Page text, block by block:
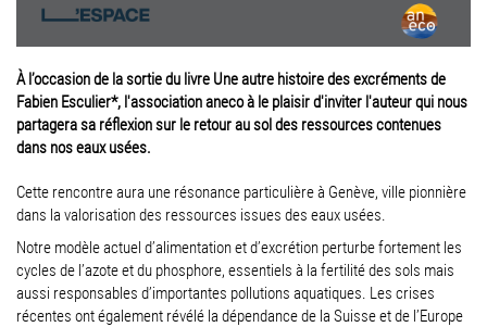
À l’occasion de la sortie du livre Une autre histoire des excréments de
Fabien Esculier*, l'association aneco à le plaisir d'inviter l'auteur qui nous
partagera sa réflexion sur le retour au sol des ressources contenues
dans nos eaux usées.
Cette rencontre aura une résonance particulière à Genève, ville pionnière
dans la valorisation des ressources issues des eaux usées.
Notre modèle actuel d’alimentation et d’excrétion perturbe fortement les
cycles de l’azote et du phosphore, essentiels à la fertilité des sols mais
aussi responsables d’importantes pollutions aquatiques. Les crises
récentes ont également révélé la dépendance de la Suisse et de l’Europe